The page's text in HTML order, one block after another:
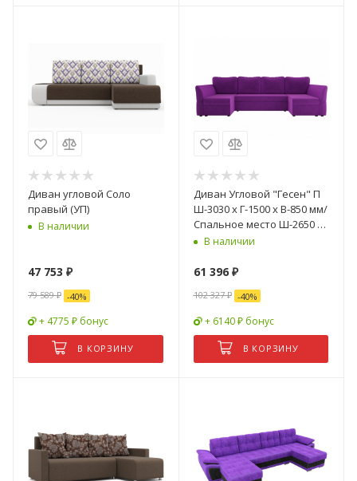
Диван угловой Соло
правый (УП)
В наличии
47 753 ₽
79 589₽ -40%
+ 4775 ₽ бонус
В КОРЗИНУ
Диван Угловой "Гесен" П
Ш-3030 х Г-1500 х В-850 мм/
Спальное место Ш-2650 х
Г-1400 мм
В наличии
61 396₽
102 327₽ -40%
+ 6140 ₽ бонус
В КОРЗИНУ